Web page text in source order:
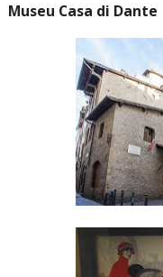
Museu Casa di Dante